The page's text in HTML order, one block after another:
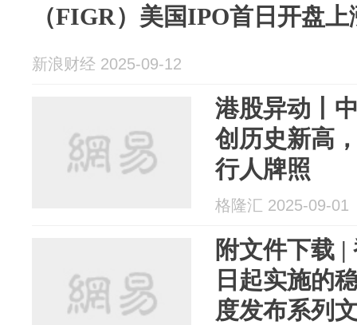
（FIGR）美国IPO首日开盘上
新浪财经 2025-09-12
港股异动丨
创历史新高
行人牌照
格隆汇 2025-09-01
附文件下载 |
日起实施的
度发布系列